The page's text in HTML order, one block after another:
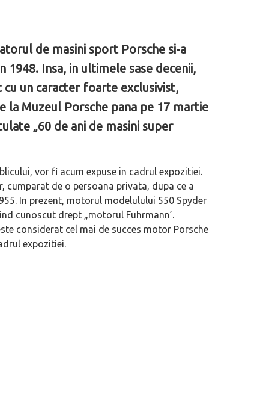
de masini sport Porsche si-a
Insa, in ultimele sase decenii,
cu un caracter foarte exclusivist,
Muzeul Porsche pana pe 17 martie
„60 de ani de masini super
vor fi acum expuse in cadrul expozitiei.
cumparat de o persoana privata, dupa ce a
In prezent, motorul modelulului 550 Spyder
cunoscut drept „motorul Fuhrmann’.
considerat cel mai de succes motor Porsche
expozitiei.